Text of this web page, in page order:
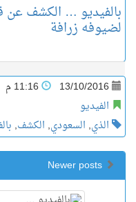
بالفيديو … الكشف
لضيوفه زرافة
13/10/2016
الفيديو
الذي, السعودي, الكشف,